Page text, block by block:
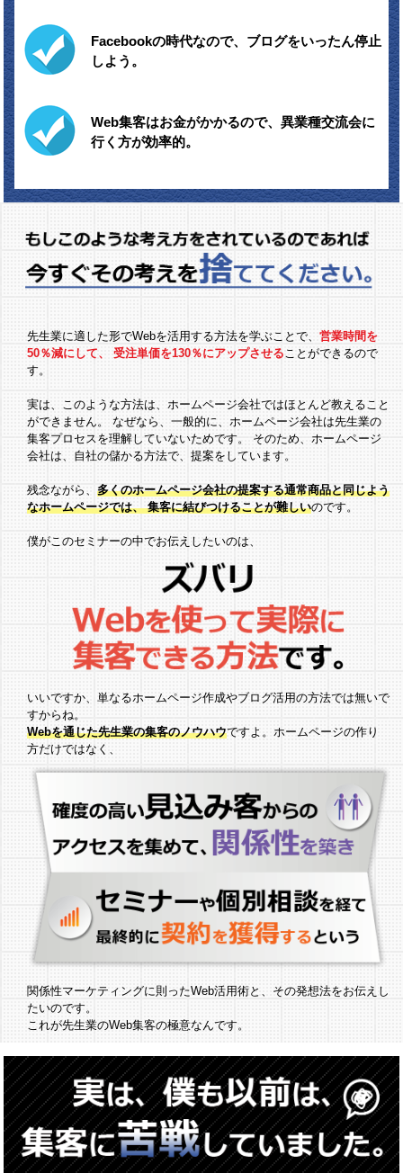
Facebookの時代なので、ブログをいったん停止
しよう。
Web集客はお金がかかるので、異業種交流会に
行く方が効率的。
先生業に適した形でWebを活用する方法を学ぶことで、 営業時間を
50％減にして、
受注単価を130％にアップさせることができるので
す。
実は、このような方法は、ホームページ会社ではほとんど教えること
ができません。
なぜなら、一般的に、ホームページ会社は先生業の
集客プロセスを理解していないためです。
そのため、ホームページ
会社は、自社の儲かる方法で、提案をしています。
残念ながら、 多くのホームページ会社の提案する通常商品と同じよう
なホームページでは、集客に結びつけることが難しいのです。
僕がこのセミナーの中でお伝えしたいのは、
いいですか、単なるホームページ作成やブログ活用の方法では無いで
すからね。
Webを通じた先生業の集客のノウハウですよ。ホームページの作り
方だけではなく、
関係性マーケティングに則ったWeb活用術と、その発想法をお伝えし
たいのです。
これが先生業のWeb集客の極意なんです。